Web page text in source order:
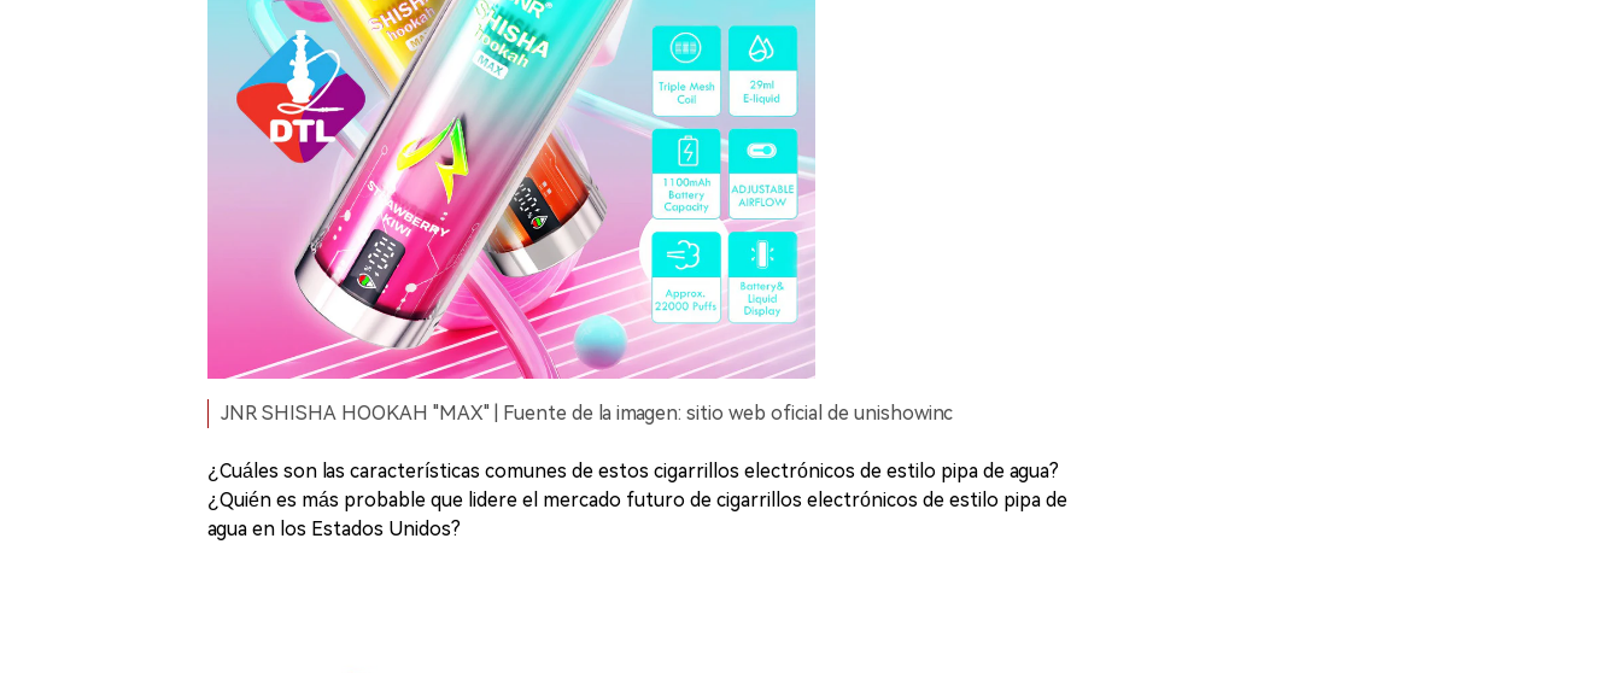
JNR SHISHA HOOKAH "MAX" | Fuente de la imagen: sitio web oficial de unishowinc
¿Cuáles son las características comunes de estos cigarrillos electrónicos de estilo pipa de agua?
¿Quién es más probable que lidere el mercado futuro de cigarrillos electrónicos de estilo pipa de
agua en los Estados Unidos?